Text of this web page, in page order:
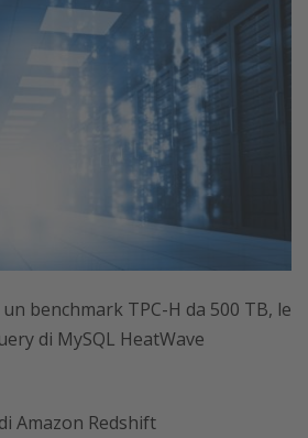
benchmark TPC-H da 500 TB, le
di MySQL HeatWave
Amazon Redshift